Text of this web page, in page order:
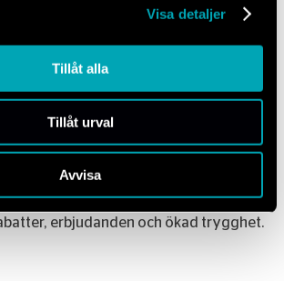
Visa detaljer
Tillåt alla
Tillåt urval
Avvisa
varje gång du handlar, oavsett var.
utan fasta avgifter.
erbjudanden och ökad trygghet.